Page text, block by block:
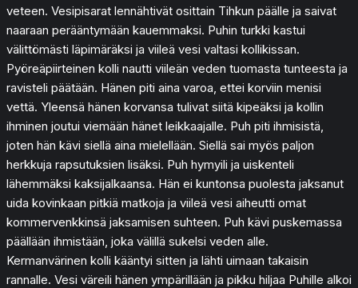
veteen. Vesipisarat lennähtivät osittain Tihkun päälle ja saivat
naaraan perääntymään kauemmaksi. Puhin turkki kastui
välittömästi läpimäräksi ja viileä vesi valtasi kollikissan.
Pyöreäpiirteinen kolli nautti viileän veden tuomasta tunteesta ja
ravisteli päätään. Hänen piti aina varoa, ettei korviin menisi
vettä. Yleensä hänen korvansa tulivat siitä kipeäksi ja kollin
ihminen joutui viemään hänet leikkaajalle. Puh piti ihmisistä,
joten hän kävi siellä aina mielellään. Siellä sai myös paljon
herkkuja rapsutuksien lisäksi. Puh hymyili ja uiskenteli
lähemmäksi kaksijalkaansa. Hän ei kuntonsa puolesta jaksanut
uida kovinkaan pitkiä matkoja ja viileä vesi aiheutti omat
kommervenkkinsä jaksamisen suhteen. Puh kävi puskemassa
päällään ihmistään, joka välillä sukelsi veden alle.
Kermanvärinen kolli kääntyi sitten ja lähti uimaan takaisin
rannalle. Vesi väreili hänen ympärillään ja pikku hiljaa Puhille alkoi